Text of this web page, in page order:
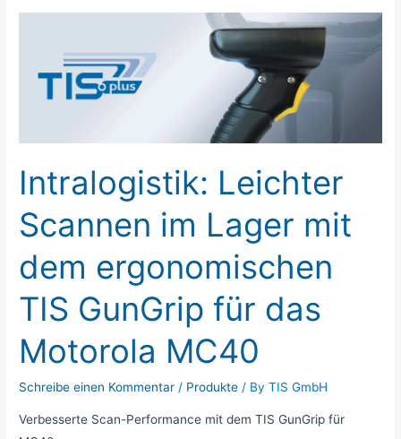
Intralogistik: Leichter
Scannen im Lager mit
dem ergonomischen
TIS GunGrip für das
Motorola MC40
Schreibe einen Kommentar / Produkte / ByTIS GmbH
Verbesserte Scan-Performance mit dem TIS GunGrip für
Scannen
ergonomischen
GunGrip
das
MC40